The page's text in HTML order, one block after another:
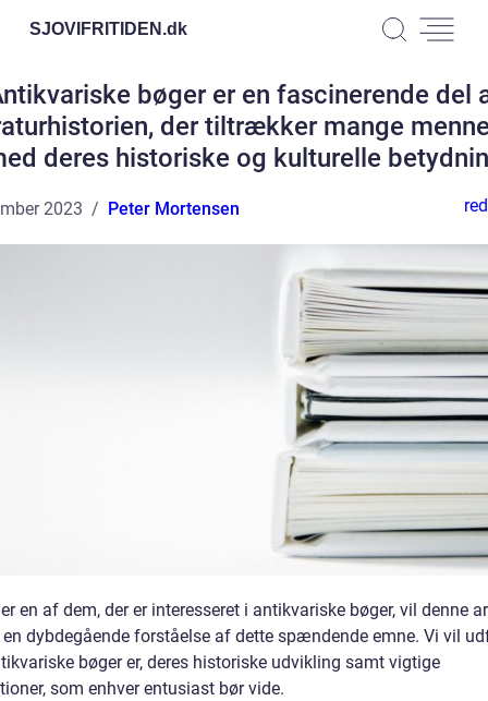
SJOVIFRITIDEN.dk
bøger er en fascinerende del
der tiltrækker mange
deres historiske og kulturelle
2023 Peter Mortensen
en af dem, der er interesseret i antikvariske bøger, vil denne
dybdegående forståelse af dette spændende emne. Vi vil
bøger er, deres historiske udvikling samt vigtige
som enhver entusiast bør vide.